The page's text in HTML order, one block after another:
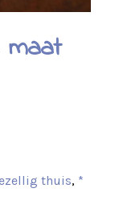
maat
thuis, *